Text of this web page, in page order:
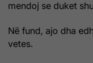
mendoj se duket
Në fund, ajo dha
vetes.